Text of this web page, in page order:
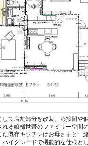
て店舗部分を改装。応接間や
る娘様世帯のファミリー空間
既存キッチンはお母さまと一
イグレードで機能的な仕様とし